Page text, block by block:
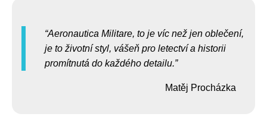
Aeronautica Militare, to je víc než jen oblečení,
je to životní styl, vášeň pro letectví a historii
promítnutá do každého detailu.
Matěj Procházka